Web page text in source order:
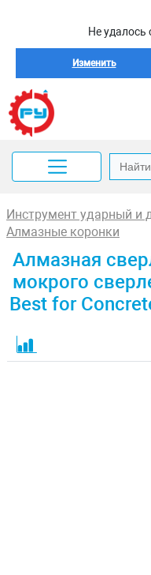
Не удалось
Изменить
Инструмент ударный и
Алмазные коронки
Алмазная
мокрого
Best for